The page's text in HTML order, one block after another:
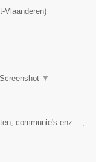
Vlaanderen)
Screenshot ▼
communie's enz....,